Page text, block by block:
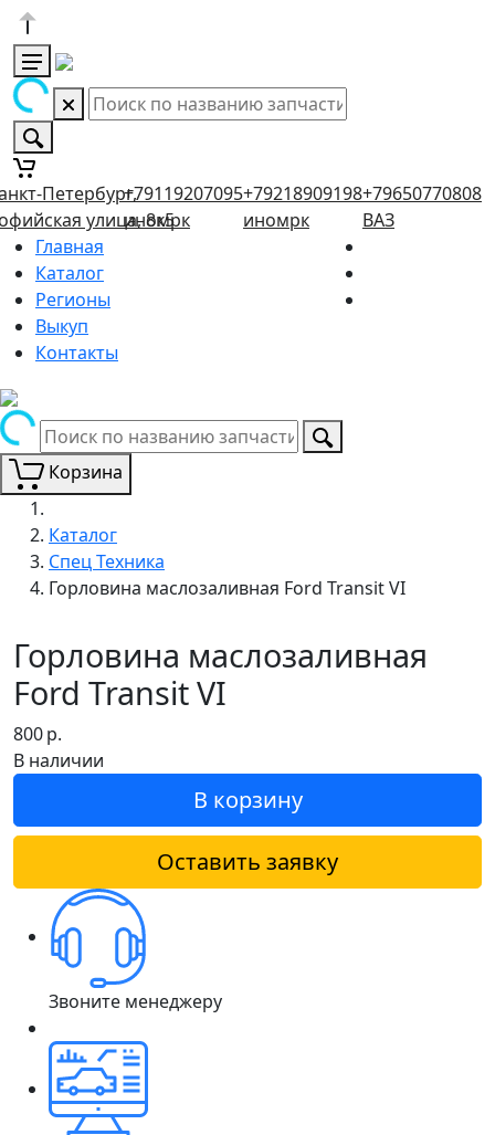
Петербург,
улица, 8к5
+79119207095
иномрк
+79218909198
иномрк
+79650770808
ВАЗ
Главная
Каталог
Регионы
Выкуп
Контакты
Корзина
Каталог
Спец Техника
Горловина маслозаливная Ford Transit VI
Горловина маслозаливная
Ford Transit VI
800р.
В наличии
В корзину
Оставить заявку
Звоните менеджеру